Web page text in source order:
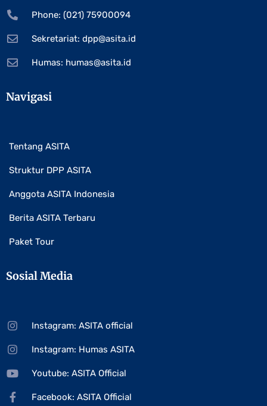
Phone: (021) 75900094
Sekretariat: dpp@asita.id
Humas: humas@asita.id
Navigasi
Tentang ASITA
Struktur DPP ASITA
Anggota ASITA Indonesia
Berita ASITA Terbaru
Paket Tour
Sosial Media
Instagram: ASITA official
Instagram: Humas ASITA
Youtube: ASITA Official
Facebook: ASITA Official